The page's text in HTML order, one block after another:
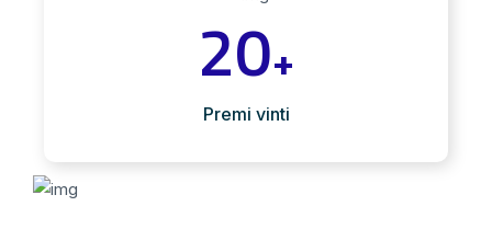
20+
Premi vinti